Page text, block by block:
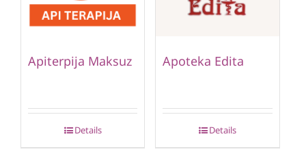
Apiterpija Maksuz
Details
Apoteka Edita
Details